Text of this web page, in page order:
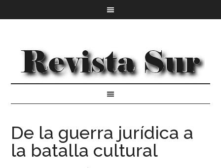
De la guerra jurídica a
la batalla cultural